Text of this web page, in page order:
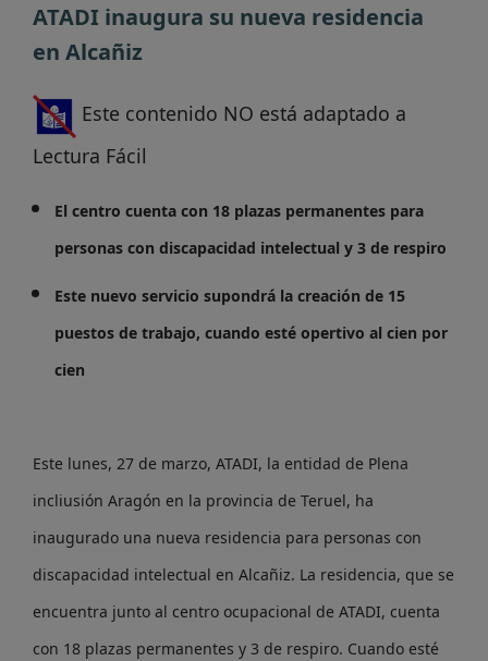
ATADI inaugura su nueva residencia
en Alcañiz
Este contenido NO está adaptado a
Lectura Fácil
El centro cuenta con 18 plazas permanentes para
personas con discapacidad intelectual y 3 de respiro
Este nuevo servicio supondrá la creación de 15
puestos de trabajo, cuando esté opertivo al cien por
cien
Este lunes, 27 de marzo, ATADI, la entidad de Plena
incliusión Aragón en la provincia de Teruel, ha
inaugurado una nueva residencia para personas con
discapacidad intelectual en Alcañiz. La residencia, que se
encuentra junto al centro ocupacional de ATADI, cuenta
con 18 plazas permanentes y 3 de respiro. Cuando esté